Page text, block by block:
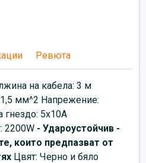
Ревюта
на кабела: 3 м
мм^2 Напрежение:
гнездо: 5x10A
2200W - Удароустойчив -
които предпазват от
Цвят: Черно и бяло